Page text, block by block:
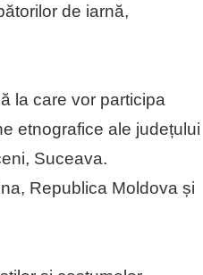
de iarnă,
la care vor participa
etnografice ale județului
Suceava.
Republica Moldova și